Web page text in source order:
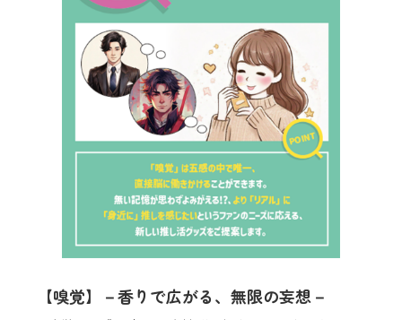
【嗅覚】－香りで広がる、無限の妄想－